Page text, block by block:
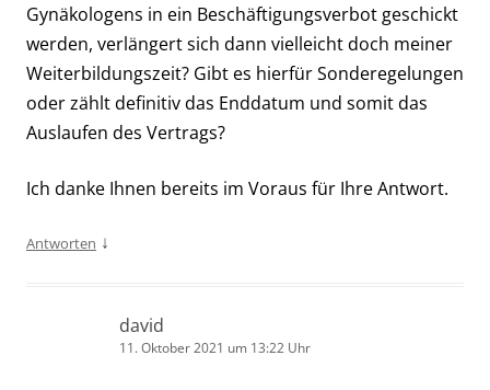
Gynäkologens in ein Beschäftigungsverbot geschickt
werden, verlängert sich dann vielleicht doch meiner
Weiterbildungszeit? Gibt es hierfür Sonderegelungen
oder zählt definitiv das Enddatum und somit das
Auslaufen des Vertrags?
Ich danke Ihnen bereits im Voraus für Ihre Antwort.
Antworten ↓
david
11. Oktober 2021 um 13:22 Uhr